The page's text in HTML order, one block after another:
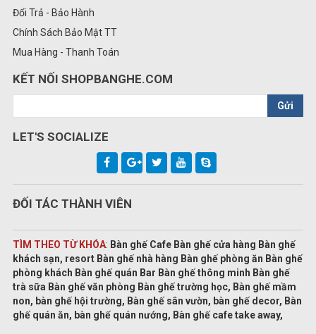
Đổi Trả - Bảo Hành
Chính Sách Bảo Mật TT
Mua Hàng - Thanh Toán
KẾT NỐI SHOPBANGHE.COM
Gửi
LET'S SOCIALIZE
ĐỐI TÁC THÀNH VIÊN
TÌM THEO TỪ KHÓA: Bàn ghế Cafe Bàn ghế cửa hàng Bàn ghế
khách sạn, resort Bàn ghế nhà hàng Bàn ghế phòng ăn Bàn ghế
phòng khách Bàn ghế quán Bar Bàn ghế thông minh Bàn ghế
trà sữa Bàn ghế văn phòng Bàn ghế trường học, Bàn ghế mầm
non, bàn ghế hội trường, Bàn ghế sân vườn, bàn ghế decor, Bàn
ghế quán ăn, bàn ghế quán nướng, Bàn ghế cafe take away,